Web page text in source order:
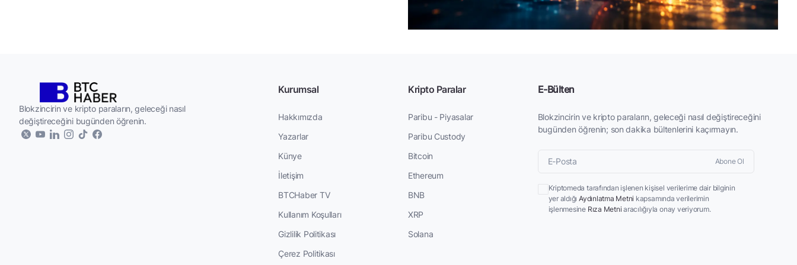
Blokzincirin ve kripto paraların, geleceği nasıl
değiştireceğini bugünden öğrenin.
Kurumsal
Hakkımızda
Yazarlar
Künye
İletişim
BTCHaber TV
Kullanım Koşulları
Gizlilik Politikası
Çerez Politikası
Kripto Paralar
Paribu - Piyasalar
Paribu Custody
Bitcoin
Ethereum
BNB
XRP
Solana
E-Bülten
Blokzincirin ve kripto paraların, geleceği nasıl değiştireceğini
bugünden öğrenin; son dakika bültenlerini kaçırmayın.
Abone Ol
Kriptomeda tarafından işlenen kişisel verilerime dair bilginin
yer aldığıAydınlatma Metni kapsamında verilerimin
işlenmesine Rıza Metniaracılığıyla onay veriyorum.